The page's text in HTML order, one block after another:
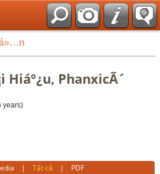
Hiáº¿u, PhanxicÃ´
years)
|Tất cả | PDF